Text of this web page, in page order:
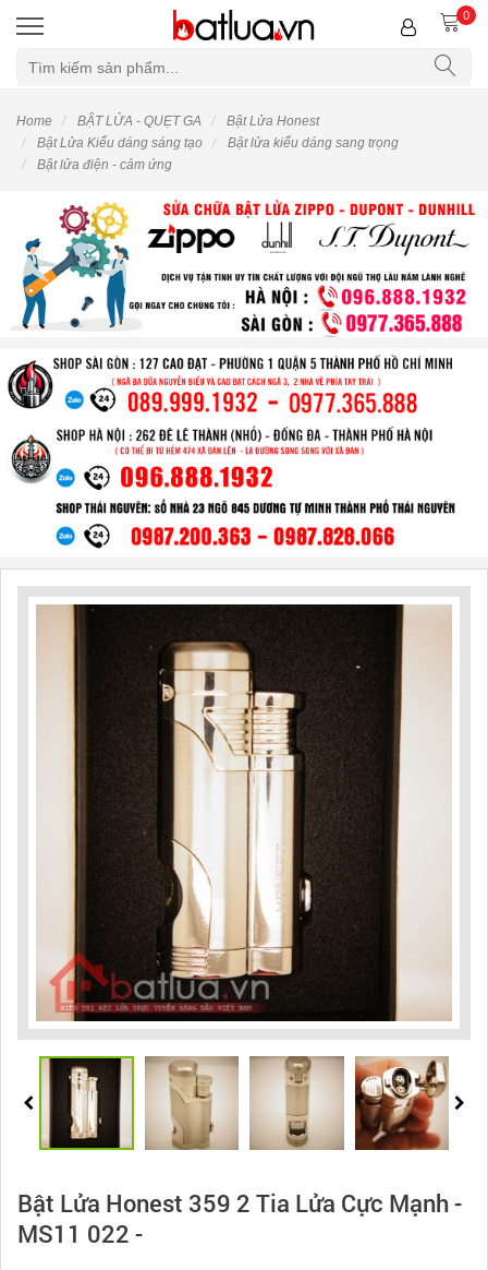
0
Home BẬT LỬA - QUẸT GA
Bật Lửa Honest
Bật Lửa Kiểu dáng sáng tạo
Bật lửa kiểu dáng sang trọng
Bật lửa điện - cảm ứng
Bật Lửa Honest 359 2 Tia Lửa Cực Mạnh -
MS11 022 -